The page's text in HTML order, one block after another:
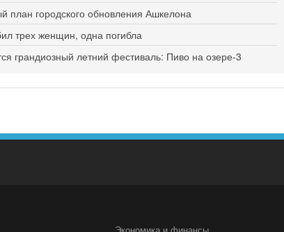
план городского обновления Ашкелона
трех женщин, одна погибла
грандиозный летний фестиваль: Пиво на озере-3